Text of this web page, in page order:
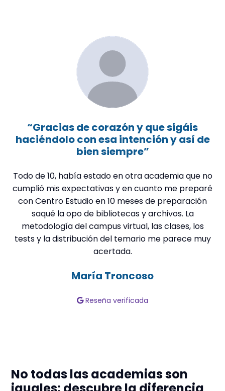
“Gracias de corazón y que sigáis
haciéndolo con esa intención y así de
bien siempre”
Todo de 10, había estado en otra academia que no
cumplió mis expectativas y en cuanto me preparé
con Centro Estudio en 10 meses de preparación
saqué la opo de bibliotecas y archivos. La
metodología del campus virtual, las clases, los
tests y la distribución del temario me parece muy
acertada.
María Troncoso
Reseña verificada
No todas las academias son